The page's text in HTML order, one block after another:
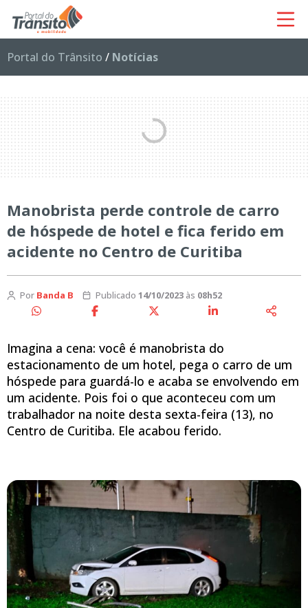
Portal do Trânsito / Notícias
Manobrista perde controle de carro
de hóspede de hotel e fica ferido em
acidente no Centro de Curitiba
Por Banda B Publicado 14/10/2023às 08h52
Imagina a cena: você é manobrista do
estacionamento de um hotel, pega o carro de um
hóspede para guardá-lo e acaba se envolvendo em
um acidente. Pois foi o que aconteceu com um
trabalhador na noite desta sexta-feira (13), no
Centro de Curitiba. Ele acabou ferido.